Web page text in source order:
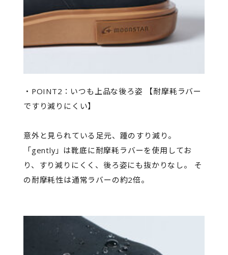
・POINT2：いつも上品な後ろ姿 【耐摩耗ラバー
ですり減りにくい】
意外と見られている足元、踵のすり減り。
「gently」は靴底に耐摩耗ラバーを使用してお
り、すり減りにくく、後ろ姿にも抜かりなし。 そ
の耐摩耗性は通常ラバーの約2倍。